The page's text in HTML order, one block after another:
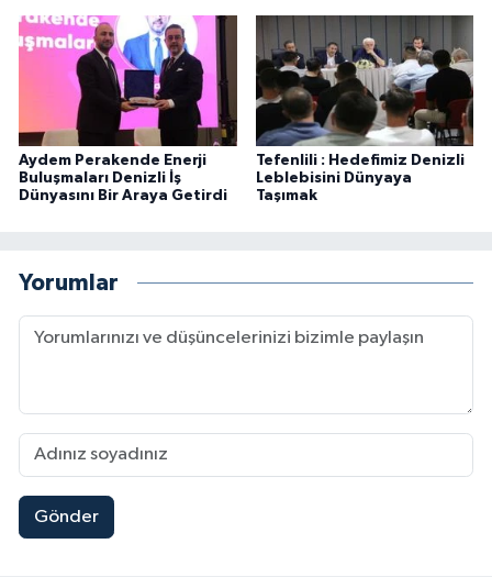
Aydem Perakende Enerji
Buluşmaları Denizli İş
Dünyasını Bir Araya Getirdi
Tefenlili : Hedefimiz Denizli
Leblebisini Dünyaya
Taşımak
Yorumlar
Gönder